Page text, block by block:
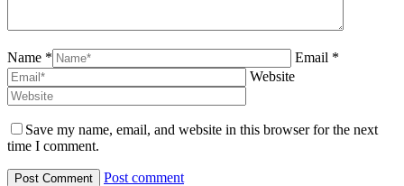
Name *
Email *
Website
Save my name, email, and website in this browser for the next
time I comment.
Post comment